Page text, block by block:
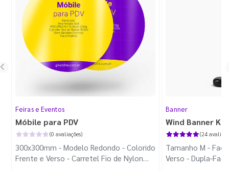
Feiras e Eventos
Móbile para PDV
(0 avaliações)
300x300mm - Modelo Redondo - Colorido
Frente e Verso - Carretel Fio de Nylon
Banner
Wind Banner
(24
Tamanho M -
Verso - Dupla-